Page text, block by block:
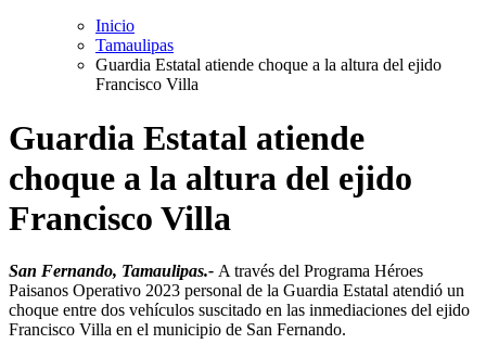
Inicio
Tamaulipas
Guardia Estatal atiende choque a la altura del ejido
Francisco Villa
Guardia Estatal atiende
choque a la altura del ejido
Francisco Villa
San Fernando, Tamaulipas.- A través del Programa Héroes
Paisanos Operativo 2023 personal de la Guardia Estatal atendió un
choque entre dos vehículos suscitado en las inmediaciones del ejido
Francisco Villa en el municipio de San Fernando.